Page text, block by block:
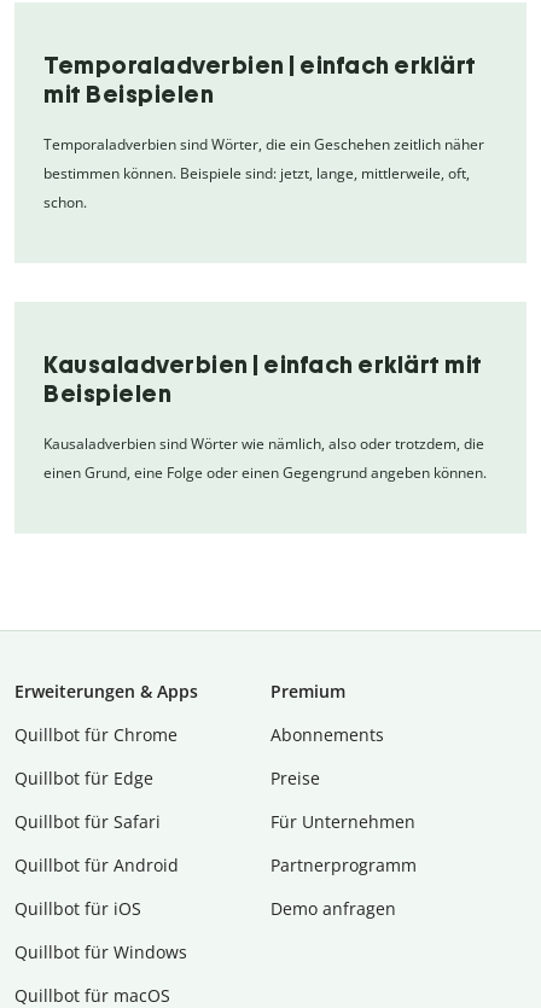
Temporaladverbien | einfach erklärt
mit Beispielen
Temporaladverbien sind Wörter, die ein Geschehen zeitlich näher
bestimmen können. Beispiele sind: jetzt, lange, mittlerweile, oft,
schon.
Kausaladverbien | einfach erklärt mit
Beispielen
Kausaladverbien sind Wörter wie nämlich, also oder trotzdem, die
einen Grund, eine Folge oder einen Gegengrund angeben können.
Erweiterungen & Apps
Quillbot für Chrome
Quillbot für Edge
Quillbot für Safari
Quillbot für Android
Quillbot für iOS
Quillbot für Windows
Quillbot für macOS
Premium
Abon­ne­ments
Preise
Für Unternehmen
Partnerprogramm
Demo anfragen